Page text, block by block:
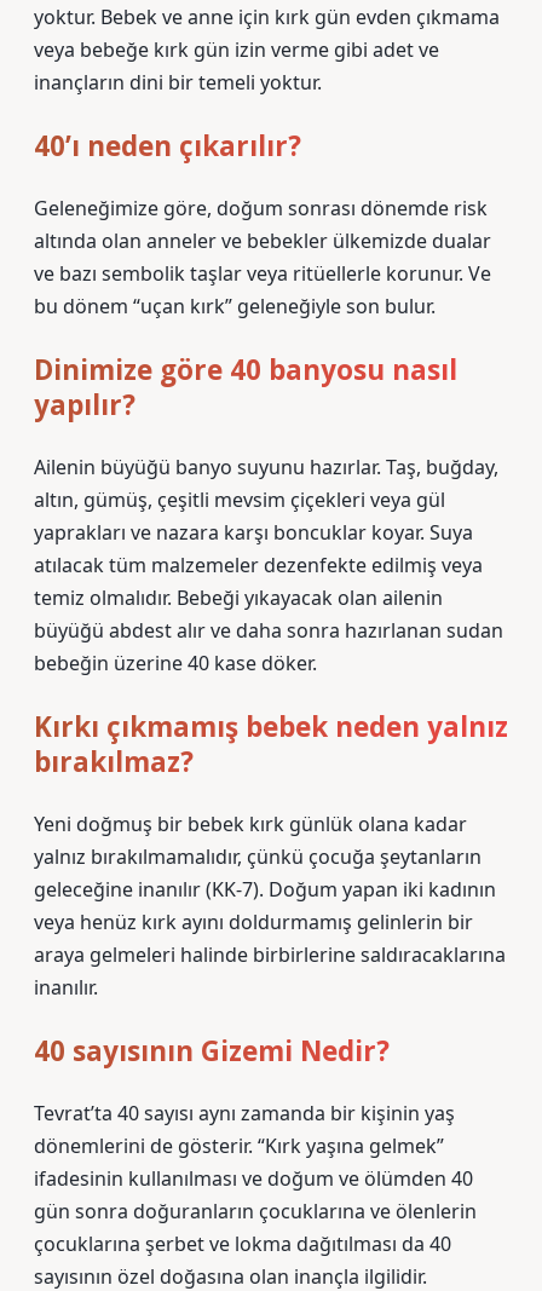
yoktur. Bebek ve anne için kırk gün evden çıkmama
veya bebeğe kırk gün izin verme gibi adet ve
inançların dini bir temeli yoktur.
40’ı neden çıkarılır?
Geleneğimize göre, doğum sonrası dönemde risk
altında olan anneler ve bebekler ülkemizde dualar
ve bazı sembolik taşlar veya ritüellerle korunur. Ve
bu dönem “uçan kırk” geleneğiyle son bulur.
Dinimize göre 40 banyosu nasıl
yapılır?
Ailenin büyüğü banyo suyunu hazırlar. Taş, buğday,
altın, gümüş, çeşitli mevsim çiçekleri veya gül
yaprakları ve nazara karşı boncuklar koyar. Suya
atılacak tüm malzemeler dezenfekte edilmiş veya
temiz olmalıdır. Bebeği yıkayacak olan ailenin
büyüğü abdest alır ve daha sonra hazırlanan sudan
bebeğin üzerine 40 kase döker.
Kırkı çıkmamış bebek neden yalnız
bırakılmaz?
Yeni doğmuş bir bebek kırk günlük olana kadar
yalnız bırakılmamalıdır, çünkü çocuğa şeytanların
geleceğine inanılır (KK-7). Doğum yapan iki kadının
veya henüz kırk ayını doldurmamış gelinlerin bir
araya gelmeleri halinde birbirlerine saldıracaklarına
inanılır.
40 sayısının Gizemi Nedir?
Tevrat’ta 40 sayısı aynı zamanda bir kişinin yaş
dönemlerini de gösterir. “Kırk yaşına gelmek”
ifadesinin kullanılması ve doğum ve ölümden 40
gün sonra doğuranların çocuklarına ve ölenlerin
çocuklarına şerbet ve lokma dağıtılması da 40
sayısının özel doğasına olan inançla ilgilidir.